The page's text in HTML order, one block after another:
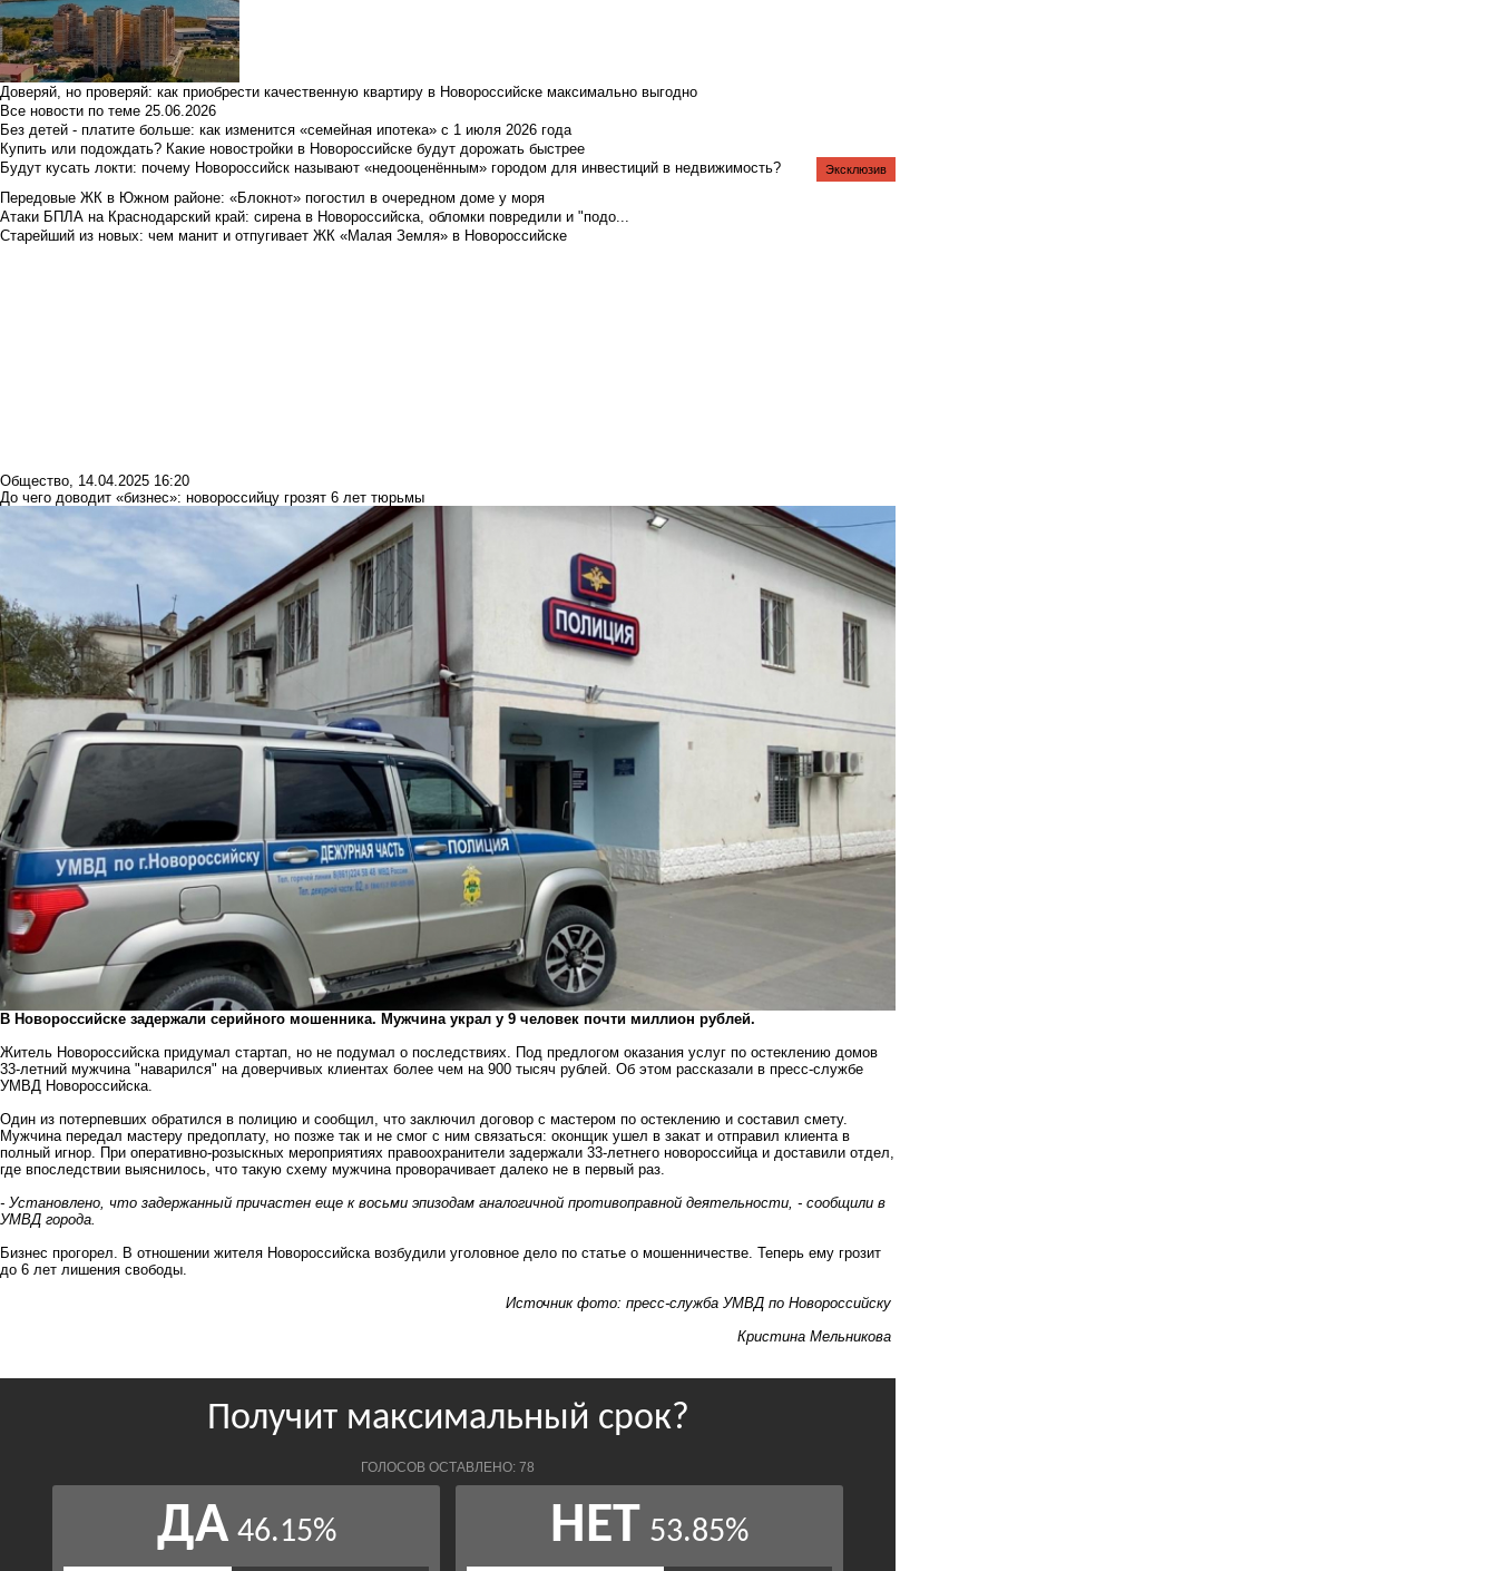
Доверяй, но проверяй: как приобрести качественную квартиру в Новороссийске максимально выгодно
Все новости по теме 25.06.2026
Без детей - платите больше: как изменится «семейная ипотека» с 1 июля 2026 года
Купить или подождать? Какие новостройки в Новороссийске будут дорожать быстрее
Будут кусать локти: почему Новороссийск называют «недооценённым» городом для инвестиций в недвижимость?
Передовые ЖК в Южном районе: «Блокнот» погостил в очередном доме у моря
Атаки БПЛА на Краснодарский край: сирена в Новороссийска, обломки повредили и "подо...
Старейший из новых: чем манит и отпугивает ЖК «Малая Земля» в Новороссийске
Эксклюзив
Общество, 14.04.2025 16:20
До чего доводит «бизнес»: новороссийцу грозят 6 лет тюрьмы
В Новороссийске задержали серийного мошенника. Мужчина украл у 9 человек почти миллион рублей.
Житель Новороссийска придумал стартап, но не подумал о последствиях. Под предлогом оказания услуг по остеклению домов
33-летний мужчина "наварился" на доверчивых клиентах более чем на 900 тысяч рублей. Об этом рассказали в пресс-службе
УМВД Новороссийска.
Один из потерпевших обратился в полицию и сообщил, что заключил договор с мастером по остеклению и составил смету.
Мужчина передал мастеру предоплату, но позже так и не смог с ним связаться: оконщик ушел в закат и отправил клиента в
полный игнор. При оперативно-розыскных мероприятиях правоохранители задержали 33-летнего новороссийца и доставили отдел,
где впоследствии выяснилось, что такую схему мужчина проворачивает далеко не в первый раз.
- Установлено, что задержанный причастен еще к восьми эпизодам аналогичной противоправной деятельности, - сообщили в
УМВД города.
Бизнес прогорел. В отношении жителя Новороссийска возбудили уголовное дело по статье о мошенничестве. Теперь ему грозит
до 6 лет лишения свободы.
Источник фото: пресс-служба УМВД по Новороссийску
Кристина Мельникова